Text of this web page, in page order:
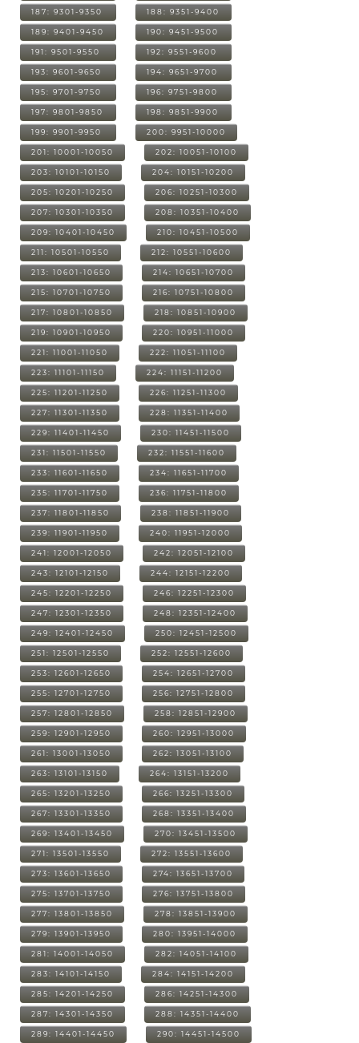
187: 9301-9350 188: 9351-9400
189: 9401-9450 190: 9451-9500
191: 9501-9550 192: 9551-9600
193: 9601-9650 194: 9651-9700
195: 9701-9750 196: 9751-9800
197: 9801-9850 198: 9851-9900
199: 9901-9950 200: 9951-10000
201: 10001-10050 202: 10051-10100
203: 10101-10150 204: 10151-10200
205: 10201-10250 206: 10251-10300
207: 10301-10350 208: 10351-10400
209: 10401-10450 210: 10451-10500
211: 10501-10550 212: 10551-10600
213: 10601-10650 214: 10651-10700
215: 10701-10750 216: 10751-10800
217: 10801-10850 218: 10851-10900
219: 10901-10950 220: 10951-11000
221: 11001-11050 222: 11051-11100
223: 11101-11150 224: 11151-11200
225: 11201-11250 226: 11251-11300
227: 11301-11350 228: 11351-11400
229: 11401-11450 230: 11451-11500
231: 11501-11550 232: 11551-11600
233: 11601-11650 234: 11651-11700
235: 11701-11750 236: 11751-11800
237: 11801-11850 238: 11851-11900
239: 11901-11950 240: 11951-12000
241: 12001-12050 242: 12051-12100
243: 12101-12150 244: 12151-12200
245: 12201-12250 246: 12251-12300
247: 12301-12350 248: 12351-12400
249: 12401-12450 250: 12451-12500
251: 12501-12550 252: 12551-12600
253: 12601-12650 254: 12651-12700
255: 12701-12750 256: 12751-12800
257: 12801-12850 258: 12851-12900
259: 12901-12950 260: 12951-13000
261: 13001-13050 262: 13051-13100
263: 13101-13150 264: 13151-13200
265: 13201-13250 266: 13251-13300
267: 13301-13350 268: 13351-13400
269: 13401-13450 270: 13451-13500
271: 13501-13550 272: 13551-13600
273: 13601-13650 274: 13651-13700
275: 13701-13750 276: 13751-13800
277: 13801-13850 278: 13851-13900
279: 13901-13950 280: 13951-14000
281: 14001-14050 282: 14051-14100
283: 14101-14150 284: 14151-14200
285: 14201-14250 286: 14251-14300
287: 14301-14350 288: 14351-14400
289: 14401-14450 290: 14451-14500